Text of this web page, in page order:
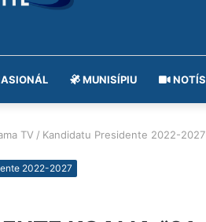
MUNISÍPIU
TV / Kandidatu Presidente 2022-2027
2022-2027